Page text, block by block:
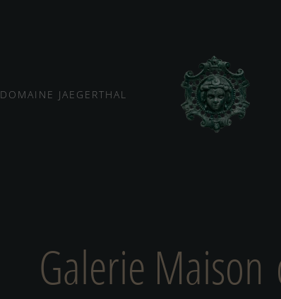
DOMAINE JAEGERTHAL
Galerie Maison